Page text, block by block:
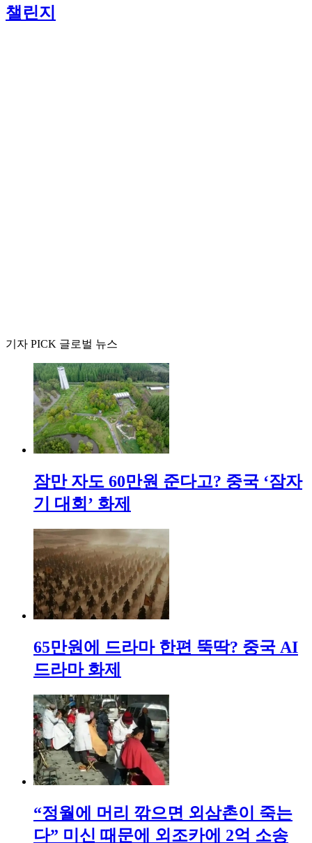
챌린지
기자 PICK 글로벌 뉴스
잠만 자도 60만원 준다고? 중국 ‘잠자
기 대회’ 화제
65만원에 드라마 한편 뚝딱? 중국 AI
드라마 화제
“정월에 머리 깎으면 외삼촌이 죽는
다” 미신 때문에 외조카에 2억 소송